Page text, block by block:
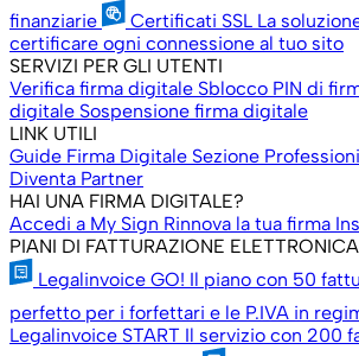
finanziarie
Certificati SSL La
certificare ogni connessione al tuo sito
SERVIZI PER GLI UTENTI
Verifica firma digitale Sblocco PIN di
digitale Sospensione firma digitale
LINK UTILI
Guide Firma Digitale Sezione
Diventa Partner
HAI UNA FIRMA DIGITALE?
Accedi a My Sign Rinnova la tua firma
PIANI DI FATTURAZIONE ELETTRONICA
Legalinvoice GO! Il piano con 50
perfetto per i forfettari e le P.IVA in
Legalinvoice START Il servizio con 200